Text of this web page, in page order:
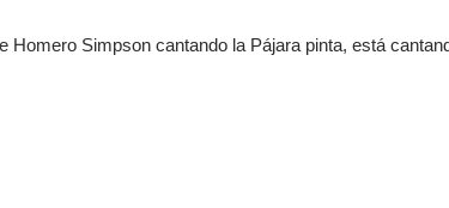
Homero Simpson cantando la Pájara pinta, está